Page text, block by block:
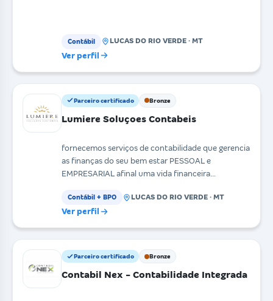
Contábil LUCAS DO RIO VERDE · MT
Ver perfil
Parceiro certificado Bronze
Lumiere Soluçoes Contabeis
fornecemos serviços de contabilidade que gerencia
as finanças do seu bem estar PESSOAL e
EMPRESARIAL afinal uma vida financeira
Contábil + BPO LUCAS DO RIO VERDE · MT
Ver perfil
Parceiro certificado Bronze
Contabil Nex - Contabilidade Integrada